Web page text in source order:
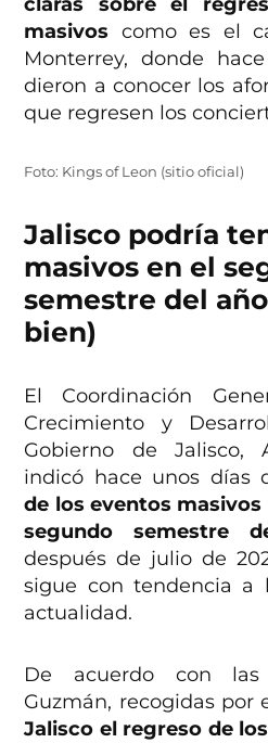
masivos como es el
Monterrey, donde
dieron a conocer los
que regresen los
Foto: Kings of Leon (sitio oficial)
Jalisco podría
masivos en el
semestre del
bien)
El Coordinación
Crecimiento y
Gobierno de Jalisco,
indicó hace unos días
de los eventos
segundo semestre
después de julio de
sigue con tendencia a
actualidad.
De acuerdo con las
Guzmán, recogidas por
Jalisco el regreso de